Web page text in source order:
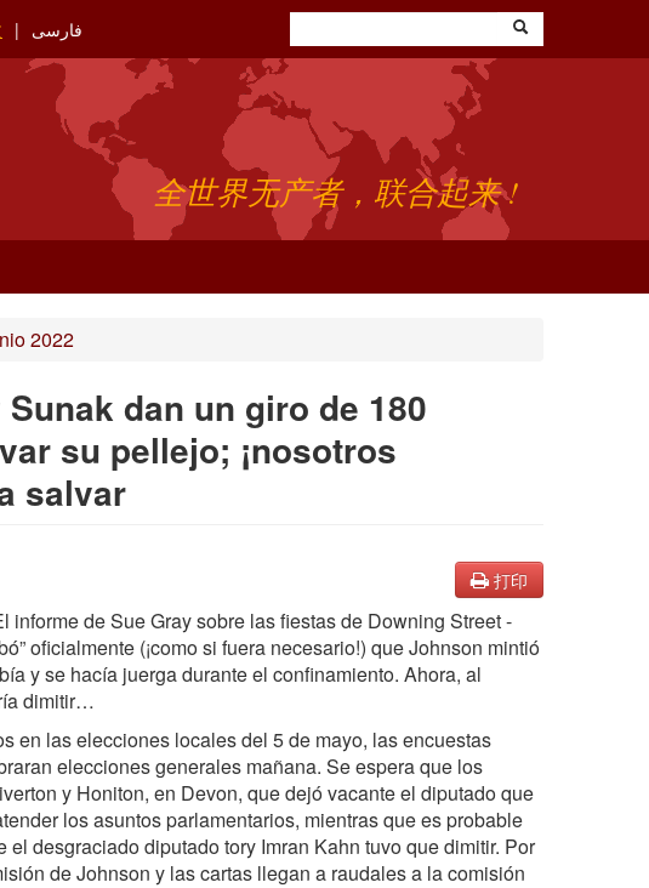
فارسی
全世界无产者，联合起来 !
2022
dan un giro de 180
su pellejo; ¡nosotros
salvar
打印
de Sue Gray sobre las fiestas de Downing Street -
oficialmente (¡como si fuera necesario!) que Johnson mintió
y se hacía juerga durante el confinamiento. Ahora, al
dimitir…
en las elecciones locales del 5 de mayo, las encuestas
elecciones generales mañana. Se espera que los
y Honiton, en Devon, que dejó vacante el diputado que
los asuntos parlamentarios, mientras que es probable
desgraciado diputado tory Imran Kahn tuvo que dimitir. Por
de Johnson y las cartas llegan a raudales a la comisión